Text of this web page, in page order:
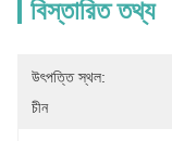
বিস্তারিত তথ্য
উৎপত্তি স্থল:
চীন